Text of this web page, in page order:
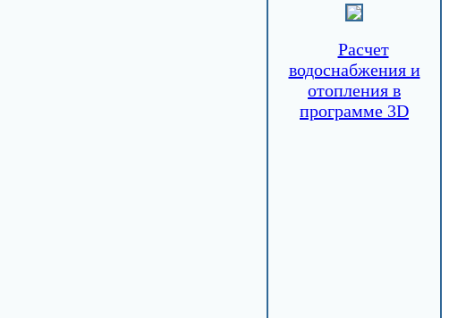
Расчет
водоснабжения и
отопления в
программе 3D